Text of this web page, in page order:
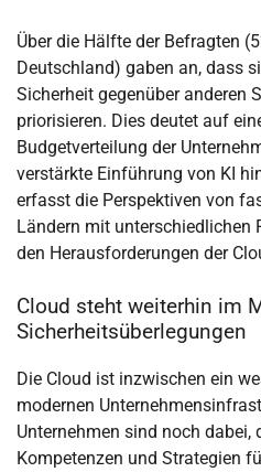
Über die Hälfte der Befragten
Deutschland) gaben an, dass
Sicherheit gegenüber anderen
priorisieren. Dies deutet auf
Budgetverteilung der
verstärkte Einführung von KI
erfasst die Perspektiven von
Ländern mit unterschiedlichen
den Herausforderungen der
Cloud steht weiterhin im
Sicherheitsüberlegungen
Die Cloud ist inzwischen ein
modernen
Unternehmen sind noch dabei,
Kompetenzen und Strategien